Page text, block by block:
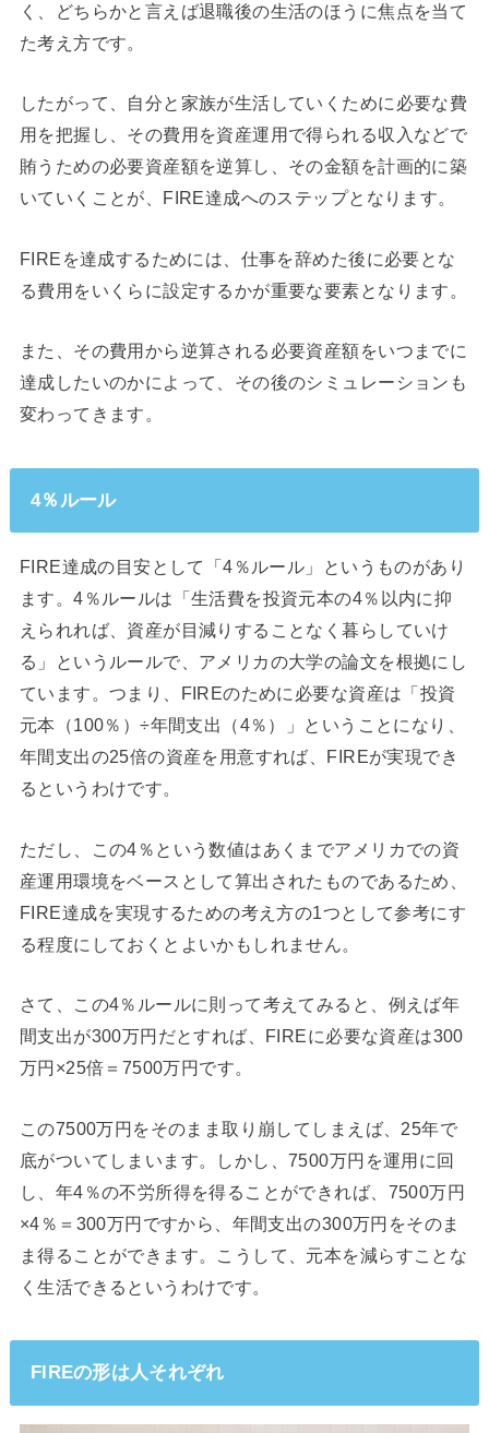
く、どちらかと言えば退職後の生活のほうに焦点を当て
た考え方です。
したがって、自分と家族が生活していくために必要な費
用を把握し、その費用を資産運用で得られる収入などで
賄うための必要資産額を逆算し、その金額を計画的に築
いていくことが、FIRE達成へのステップとなります。
FIREを達成するためには、仕事を辞めた後に必要とな
る費用をいくらに設定するかが重要な要素となります。
また、その費用から逆算される必要資産額をいつまでに
達成したいのかによって、その後のシミュレーションも
変わってきます。
4％ルール
FIRE達成の目安として「4％ルール」というものがあり
ます。4％ルールは「生活費を投資元本の4％以内に抑
えられれば、資産が目減りすることなく暮らしていけ
る」というルールで、アメリカの大学の論文を根拠にし
ています。つまり、FIREのために必要な資産は「投資
元本（100％）÷年間支出（4％）」ということになり、
年間支出の25倍の資産を用意すれば、FIREが実現でき
るというわけです。
ただし、この4％という数値はあくまでアメリカでの資
産運用環境をベースとして算出されたものであるため、
FIRE達成を実現するための考え方の1つとして参考にす
る程度にしておくとよいかもしれません。
さて、この4％ルールに則って考えてみると、例えば年
間支出が300万円だとすれば、FIREに必要な資産は300
万円×25倍＝7500万円です。
この7500万円をそのまま取り崩してしまえば、25年で
底がついてしまいます。しかし、7500万円を運用に回
し、年4％の不労所得を得ることができれば、7500万円
×4％＝300万円ですから、年間支出の300万円をそのま
ま得ることができます。こうして、元本を減らすことな
く生活できるというわけです。
FIREの形は人それぞれ